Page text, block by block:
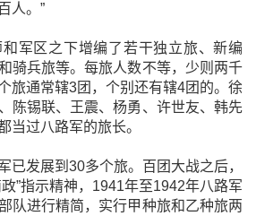
人。”
军区之下增编了若干独立旅、新编
骑兵旅等。每旅人数不等，少则两千
旅通常辖3团，个别还有辖4团的。徐
陈锡联、王震、杨勇、许世友、韩先
当过八路军的旅长。
已发展到30多个旅。百团大战之后，
”指示精神，1941年至1942年八路军
队进行精简，实行甲种旅和乙种旅两